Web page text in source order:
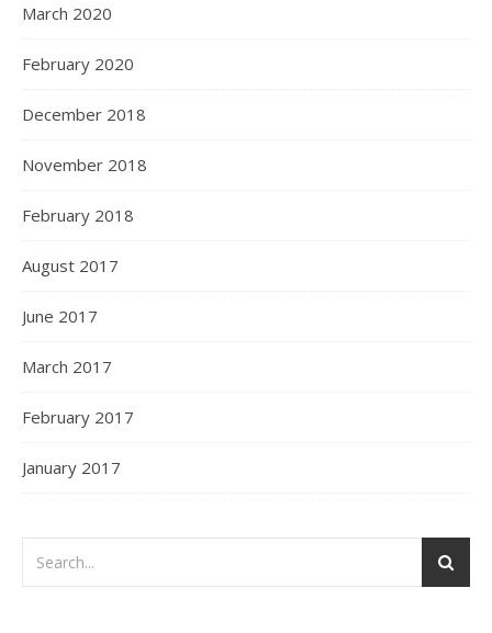
March 2020
February 2020
December 2018
November 2018
February 2018
August 2017
June 2017
March 2017
February 2017
January 2017